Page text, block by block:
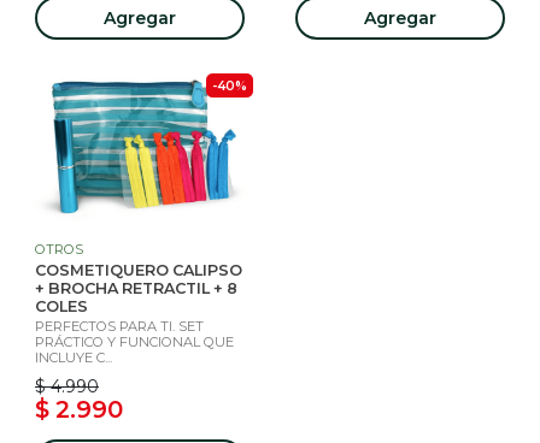
Agregar Agregar
-40%
OTROS
COSMETIQUERO CALIPSO
+ BROCHA RETRACTIL + 8
COLES
PERFECTOS PARA TI. SET
PRÁCTICO Y FUNCIONAL QUE
INCLUYE C...
$ 4.990
$ 2.990